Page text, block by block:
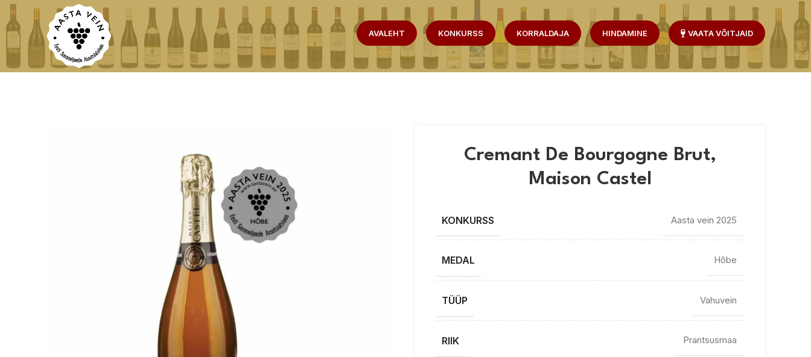
AVALEHT KONKURSS KORRALDAJA HINDAMINE VAATA VÕITJAID
Cremant De Bourgogne Brut,
Maison Castel
KONKURSS Aasta vein 2025
MEDAL Hõbe
TÜÜP Vahuvein
RIIK Prantsusmaa